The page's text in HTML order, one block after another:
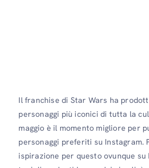
Il franchise di Star Wars ha
personaggi più iconici di tutta la
maggio è il momento migliore per
personaggi preferiti su Instagram.
ispirazione per questo ovunque su